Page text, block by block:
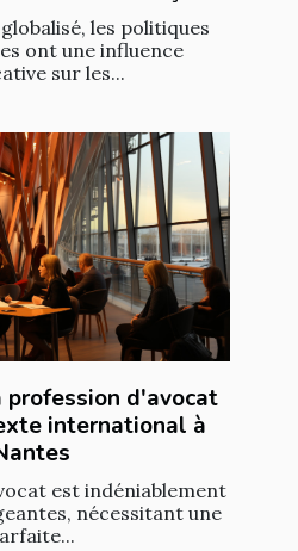
les politiques
ont une influence
sur les...
d'avocat
international à
est indéniablement
nécessitant une